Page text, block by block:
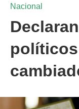
Nacional